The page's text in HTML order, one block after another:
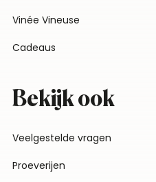
Vinée Vineuse
Cadeaus
Bekijk ook
Veelgestelde vragen
Proeverijen